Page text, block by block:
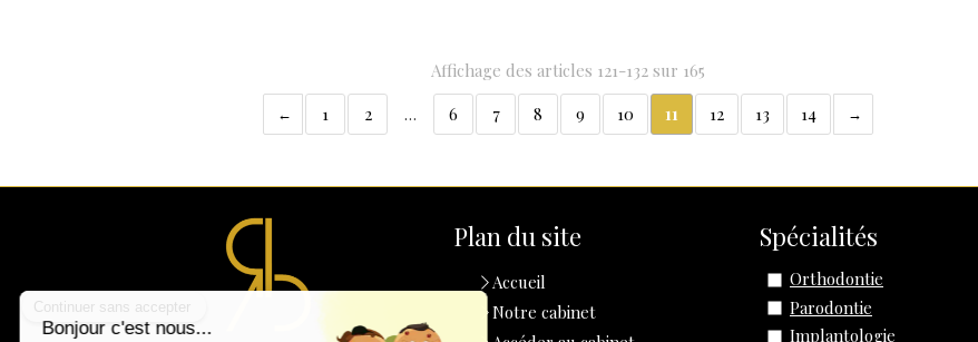
Affichage des articles 121-132 sur 165
1
2 … 6 7 8 9 10 11 12 13 14
Plan du site
Accueil
Notre cabinet
Spécialités
Orthodontie
Parodontie
Implantologie